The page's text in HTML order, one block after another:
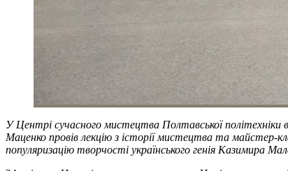
У Центрі сучасного мистецтва Полтавської політехніки
Маценко провів лекцію з історії мистецтва та майстер-
популяризацію творчості українського генія Казимира